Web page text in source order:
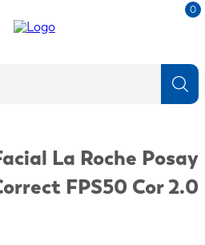
0
La Roche Posay
FPS50 Cor 2.0